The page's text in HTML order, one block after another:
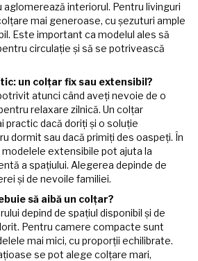
interiorul. Pentru livinguri
mai generoase, cu șezuturi ample
Este important ca modelul ales să
circulație și să se potrivească
un colțar fix sau extensibil?
atunci când aveți nevoie de o
relaxare zilnică. Un colțar
practic dacă doriți și o soluție
dormit sau dacă primiți des oaspeți. În
extensibile pot ajuta la
a spațiului. Alegerea depinde de
și de nevoile familiei.
să aibă un colțar?
depind de spațiul disponibil și de
Pentru camere compacte sunt
mai mici, cu proporții echilibrate.
se pot alege colțare mari,